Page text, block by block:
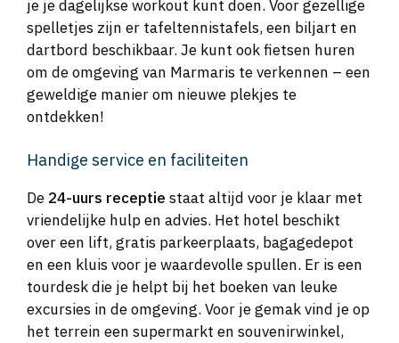
je je dagelijkse workout kunt doen. Voor gezellige
spelletjes zijn er tafeltennistafels, een biljart en
dartbord beschikbaar. Je kunt ook fietsen huren
om de omgeving van Marmaris te verkennen – een
geweldige manier om nieuwe plekjes te
ontdekken!
Handige service en faciliteiten
De 24-uurs receptie staat altijd voor je klaar met
vriendelijke hulp en advies. Het hotel beschikt
over een lift, gratis parkeerplaats, bagagedepot
en een kluis voor je waardevolle spullen. Er is een
tourdesk die je helpt bij het boeken van leuke
excursies in de omgeving. Voor je gemak vind je op
het terrein een supermarkt en souvenirwinkel,